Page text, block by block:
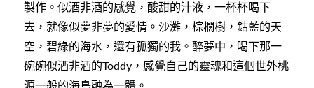
製作。似酒非酒的感覺，酸甜的汁液，一杯杯喝下
去，就像似夢非夢的愛情。沙灘，棕櫚樹，鈷藍的天
空，碧綠的海水，還有孤獨的我。醉夢中，喝下那一
碗碗似酒非酒的Toddy ，感覺自己的靈魂和這個世外桃
源一般的海島融為一體。